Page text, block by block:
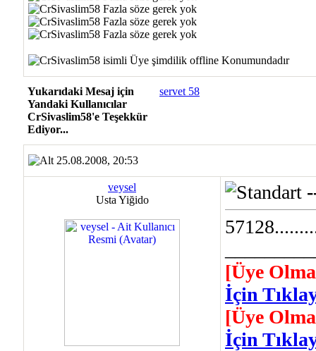
Yukarıdaki Mesaj için
Yandaki Kullanıcılar
CrSivaslim58'e Teşekkür
Ediyor...
servet 58
25.08.2008, 20:53
veysel
Usta Yiğido
[Üye
İçin
[Üye
İçin